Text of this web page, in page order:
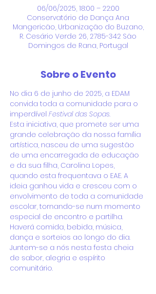
06/06/2025, 18:00 – 22:00
Conservatório de Dança Ana
Mangericão, Urbanização do Buzano,
R. Cesário Verde 26, 2785-342 São
Domingos de Rana, Portugal
Sobre o Evento
No dia 6 de junho de 2025, a EDAM
convida toda a comunidade para o
imperdível Festival das Sopas.
Esta iniciativa, que promete ser uma
grande celebração da nossa família
artística, nasceu de uma sugestão
de uma encarregada de educação
e da sua filha, Carolina Lopes,
quando esta frequentava o EAE. A
ideia ganhou vida e cresceu com o
envolvimento de toda a comunidade
escolar, tornando-se num momento
especial de encontro e partilha.
Haverá comida, bebida, música,
dança e sorteios ao longo do dia.
Juntem-se a nós nesta festa cheia
de sabor, alegria e espírito
comunitário.